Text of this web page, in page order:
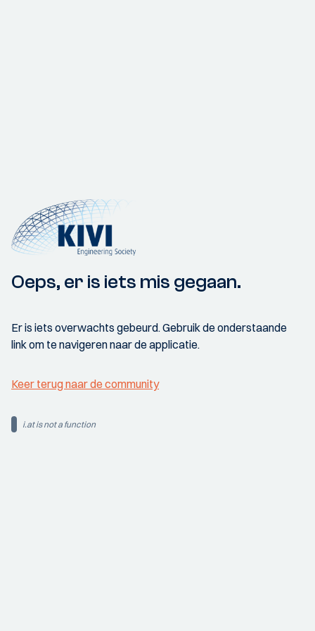
Oeps, er is iets mis gegaan.
Er is iets overwachts gebeurd. Gebruik de onderstaande
link om te navigeren naar de applicatie.
Keer terug naar de community
i.at is not a function